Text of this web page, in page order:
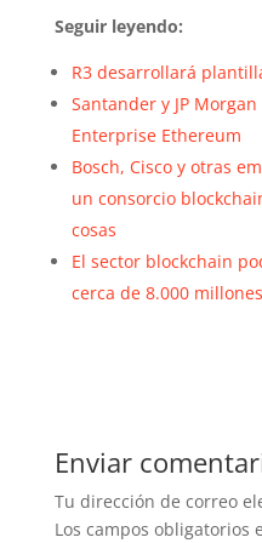
Seguir leyendo:
R3 desarrollará
Santander y JP
Enterprise Ethereum
Bosch, Cisco y otras
un consorcio
cosas
El sector blockchain
cerca de 8.000
Enviar
Tu dirección de correo
Los campos obligatorios